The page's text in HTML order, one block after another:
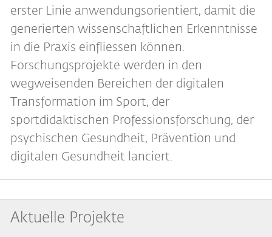
erster Linie anwendungsorientiert, damit die
generierten wissenschaftlichen Erkenntnisse
in die Praxis einfliessen können.
Forschungsprojekte werden in den
wegweisenden Bereichen der digitalen
Transformation im Sport, der
sportdidaktischen Professionsforschung, der
psychischen Gesundheit, Prävention und
digitalen Gesundheit lanciert.
Aktuelle Projekte